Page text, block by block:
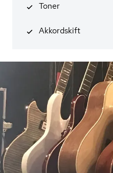
Toner
Akkordskift